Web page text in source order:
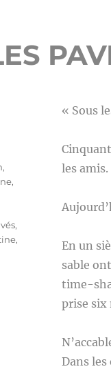
« Sous
les amis.
En un
sable
time-
prise six
Dans
,
,
,
,